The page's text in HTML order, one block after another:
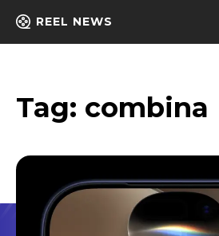
REEL NEWS
Tag: combina